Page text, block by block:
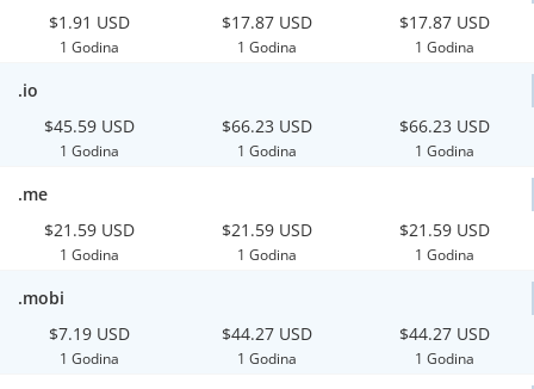
$1.91 USD
1 Godina
$17.87 USD
1 Godina
$17.87 USD
1 Godina
.io
$45.59 USD
1 Godina
$66.23 USD
1 Godina
$66.23 USD
1 Godina
.me
$21.59 USD
1 Godina
$21.59 USD
1 Godina
$21.59 USD
1 Godina
.mobi
$7.19 USD
1 Godina
$44.27 USD
1 Godina
$44.27 USD
1 Godina